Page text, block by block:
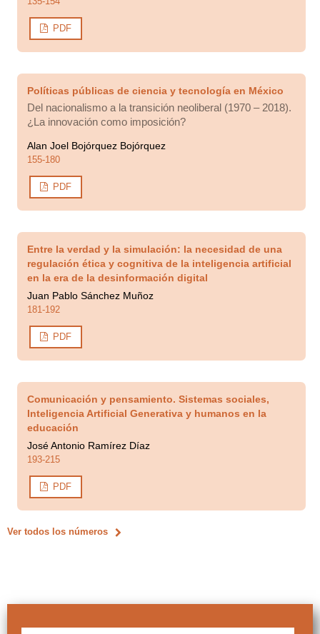
PDF
Políticas públicas de ciencia y tecnología en México
Del nacionalismo a la transición neoliberal (1970 – 2018).
¿La innovación como imposición?
Alan Joel Bojórquez Bojórquez
155-180
PDF
Entre la verdad y la simulación: la necesidad de una
regulación ética y cognitiva de la inteligencia artificial
en la era de la desinformación digital
Juan Pablo Sánchez Muñoz
181-192
PDF
Comunicación y pensamiento. Sistemas sociales,
Inteligencia Artificial Generativa y humanos en la
educación
José Antonio Ramírez Díaz
193-215
PDF
Ver todos los números